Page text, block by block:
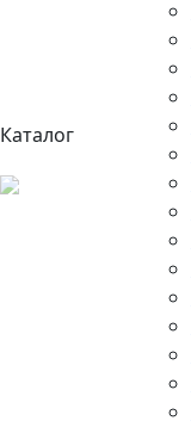
Каталог